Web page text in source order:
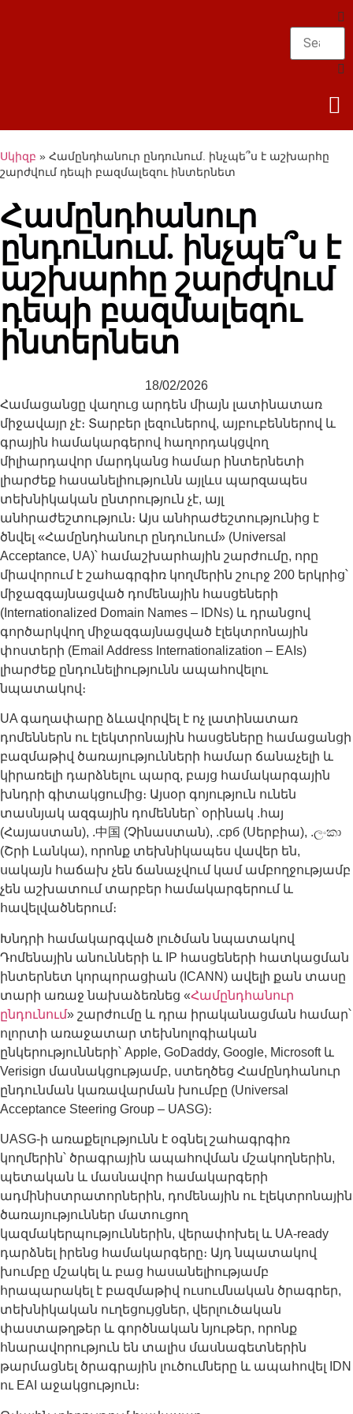
Սկիզբ » Համընդհանուր ընդունում. ինչպե՞ս է աշխարհը
շարժվում դեպի բազմալեզու ինտերնետ
Համընդհանուր
ընդունում. ինչպե՞ս է
աշխարհը շարժվում
դեպի բազմալեզու
ինտերնետ
18/02/2026
Համացանցը վաղուց արդեն միայն լատինատառ
միջավայր չէ։ Տարբեր լեզուներով, այբուբեններով և
գրային համակարգերով հաղորդակցվող
միլիարդավոր մարդկանց համար ինտերնետի
լիարժեք հասանելիությունն այլևս պարզապես
տեխնիկական ընտրություն չէ, այլ
անհրաժեշտություն։ Այս անհրաժեշտությունից է
ծնվել «Համընդհանուր ընդունում» (Universal
Acceptance, UA)՝ համաշխարհային շարժումը, որը
միավորում է շահագրգիռ կողմերին շուրջ 200 երկրից՝
միջազգայնացված դոմենային հասցեների
(Internationalized Domain Names – IDNs) և դրանցով
գործարկվող միջազգայնացված էլեկտրոնային
փոստերի (Email Address Internationalization – EAIs)
լիարժեք ընդունելիությունն ապահովելու
նպատակով։
UA գաղափարը ձևավորվել է ոչ լատինատառ
դոմեններն ու էլեկտրոնային հասցեները համացանցի
բազմաթիվ ծառայությունների համար ճանաչելի և
կիրառելի դարձնելու պարզ, բայց համակարգային
խնդրի գիտակցումից։ Այսօր գոյություն ունեն
տասնյակ ազգային դոմեններ՝ օրինակ .հայ
(Հայաստան), .中国 (Չինաստան), .срб (Սերբիա), .ලංකා
(Շրի Լանկա), որոնք տեխնիկապես վավեր են,
սակայն հաճախ չեն ճանաչվում կամ ամբողջությամբ
չեն աշխատում տարբեր համակարգերում և
հավելվածներում։
Խնդրի համակարգված լուծման նպատակով
Դոմենային անունների և IP հասցեների հատկացման
ինտերնետ կորպորացիան (ICANN) ավելի քան տասը
տարի առաջ նախաձեռնեց «Համընդհանուր
ընդունում» շարժումը և դրա իրականացման համար՝
ոլորտի առաջատար տեխնոլոգիական
ընկերությունների՝ Apple, GoDaddy, Google, Microsoft և
Verisign մասնակցությամբ, ստեղծեց Համընդհանուր
ընդունման կառավարման խումբը (Universal
Acceptance Steering Group – UASG)։
UASG-ի առաքելությունն է օգնել շահագրգիռ
կողմերին՝ ծրագրային ապահովման մշակողներին,
պետական և մասնավոր համակարգերի
ադմինիստրատորներին, դոմենային ու էլեկտրոնային
ծառայություններ մատուցող
կազմակերպություններին, վերափոխել և UA-ready
դարձնել իրենց համակարգերը։ Այդ նպատակով
խումբը մշակել և բաց հասանելիությամբ
հրապարակել է բազմաթիվ ուսումնական ծրագրեր,
տեխնիկական ուղեցույցներ, վերլուծական
փաստաթղթեր և գործնական նյութեր, որոնք
հնարավորություն են տալիս մասնագետներին
թարմացնել ծրագրային լուծումները և ապահովել IDN
ու EAI աջակցություն։